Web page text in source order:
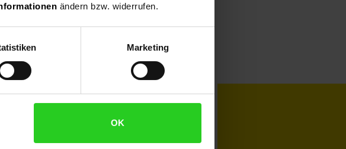
ändern bzw. widerrufen.
Marketing
OK
NettoKOM Karriere